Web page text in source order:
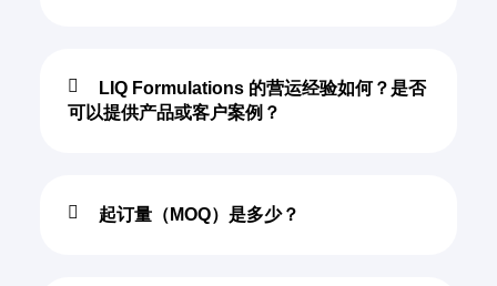
LIQ Formulations 的营运经验如何？是否
可以提供产品或客户案例？
起订量（MOQ）是多少？